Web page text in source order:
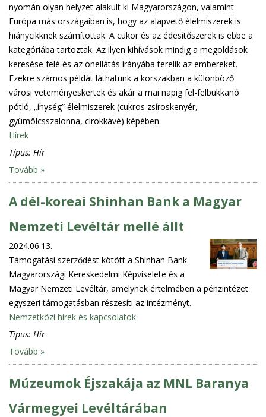
nyomán olyan helyzet alakult ki Magyarországon, valamint
Európa más országaiban is, hogy az alapvető élelmiszerek is
hiánycikknek számítottak. A cukor és az édesítőszerek is ebbe a
kategóriába tartoztak. Az ilyen kihívások mindig a megoldások
keresése felé és az önellátás irányába terelik az embereket.
Ezekre számos példát láthatunk a korszakban a különböző
városi veteményeskertek és akár a mai napig fel-felbukkanó
pótló, „ínység” élelmiszerek (cukros zsíroskenyér,
gyümölcsszalonna, cirokkávé) képében.
Hírek
Típus: Hír
Tovább »
A dél-koreai Shinhan Bank a Magyar
Nemzeti Levéltár mellé állt
2024.06.13.
Támogatási szerződést kötött a Shinhan Bank
Magyarországi Kereskedelmi Képviselete és a
Magyar Nemzeti Levéltár, amelynek értelmében a pénzintézet
egyszeri támogatásban részesíti az intézményt.
Nemzetközi hírek és kapcsolatok
Típus: Hír
Tovább »
Múzeumok Éjszakája az MNL Baranya
Vármegyei Levéltárában